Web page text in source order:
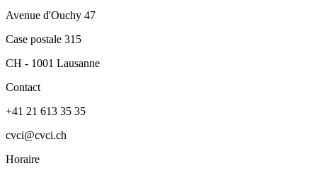
Avenue d'Ouchy 47
Case postale 315
CH - 1001 Lausanne
Contact
+41 21 613 35 35
cvci@cvci.ch
Horaire